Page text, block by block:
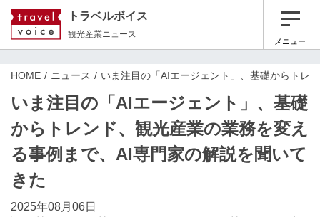
トラベルボイス
観光産業ニュース
メニュー
HOME ニュース いま注目の「AIエージェント」、基礎からトレ
いま注目の「AIエージェント」、基礎
からトレンド、観光産業の業務を変え
る事例まで、AI専門家の解説を聞いて
きた
2025年08月06日